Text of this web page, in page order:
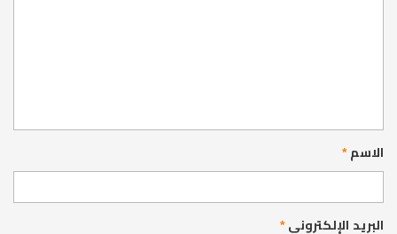
الاسم*
البريد الإلكتروني*